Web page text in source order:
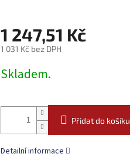
1 247,51 Kč
1 031 Kč bez DPH
cena:
Skladem.
Přidat do košíku
Detailní informace